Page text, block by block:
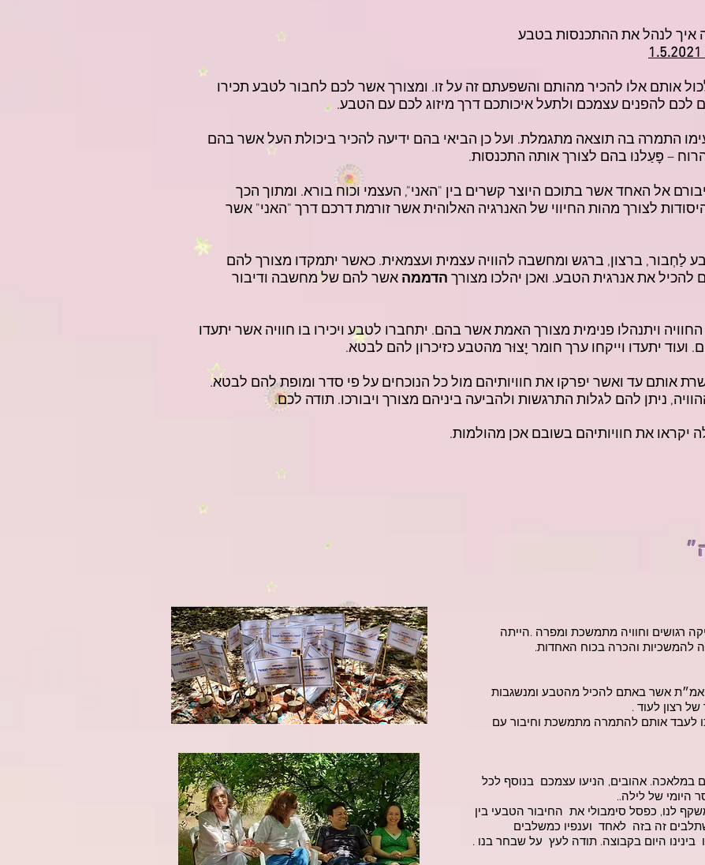
אותם אלו להכיר מהותם והשפעתם זה על זו. ומצורך אשר לכם לחבור לטבע תכירו
לכם להפנים עצמכם ולתעל איכותכם דרך מיזוג לכם עם הטבע.
עימו התמרה בה תוצאה מתגמלת. ועל כן הביאי בהם ידיעה להכיר ביכולת העל אשר בהם
– פׇּעַלנו בהם לצורך אותה התכנסות.
אל האחד אשר בתוכם היוצר קשרים בין "האני", העצמי וכוח בורא. ומתוך הכך
לצורך מהות החיווי של האנרגיה האלוהית אשר זורמת דרכם דרך "האני" אשר
לַחְבור, ברצון, ברגש ומחשבה להוויה עצמית ועצמאית. כאשר יתמקדו מצורך להם
להכיל את אנרגית הטבע. ואכן יהלכו מצורך הדממה אשר להם של מחשבה ודיבור
ויתנהלו פנימית מצורך האמת אשר בהם. יתחברו לטבע ויכירו בו חוויה אשר יתעדו
ועוד יתעדו וייקחו ערך חומר יׇצוּר מהטבע כזיכרון להם לבטא.
אותם עד ואשר יפרקו את חוויותיהם מול כל הנוכחים על פי סדר ומופת להם לבטא.
ניתן להם לגלות התרגשות ולהביעה ביניהם מצורך ויבורכו. תודה לכם.
את חוויותיהם בשובם אכן מהולמות.
רגושים וחוויה מתמשכת ומפרה .הייתה
להמשכיות והכרה בכוח האחדות.
אשר באתם להכיל מהטבע ומנשגבות
רצון לעוד .
לעבד אותם להתמרה מתמשכת וחיבור עם
במלאכה. אהובים, הניעו עצמכם בנוסף לכל
היומי של לילה..
לנו, כפסל סימבולי את החיבור הטבעי בין
זה בזה לאחד וענפיו כמשלבים
בינינו היום בקבוצה. תודה לעץ על שבחר בנו .